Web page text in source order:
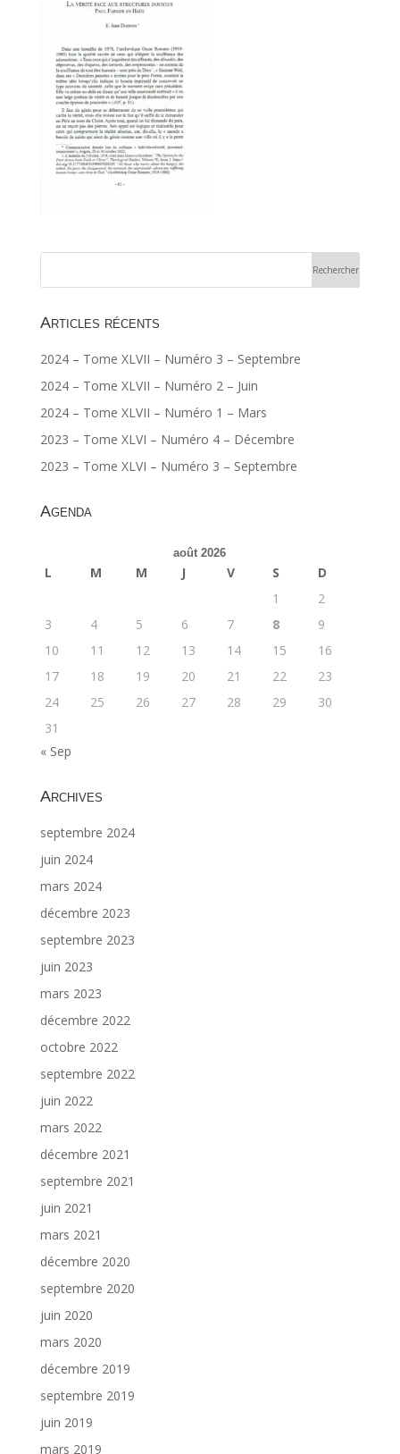
Articles récents
2024 – Tome XLVII – Numéro 3 – Septembre
2024 – Tome XLVII – Numéro 2 – Juin
2024 – Tome XLVII – Numéro 1 – Mars
2023 – Tome XLVI – Numéro 4 – Décembre
2023 – Tome XLVI – Numéro 3 – Septembre
Agenda
août 2026
L M M J V S
D
1
2
3
4 5 6 7 8
9
10
11 12 13 14 15
16
17
18 19 20 21 22
23
24
25 26 27 28 29
30
31
« Sep
Archives
septembre 2024
juin 2024
mars 2024
décembre 2023
septembre 2023
juin 2023
mars 2023
décembre 2022
octobre 2022
septembre 2022
juin 2022
mars 2022
décembre 2021
septembre 2021
juin 2021
mars 2021
décembre 2020
septembre 2020
juin 2020
mars 2020
décembre 2019
septembre 2019
juin 2019
mars 2019